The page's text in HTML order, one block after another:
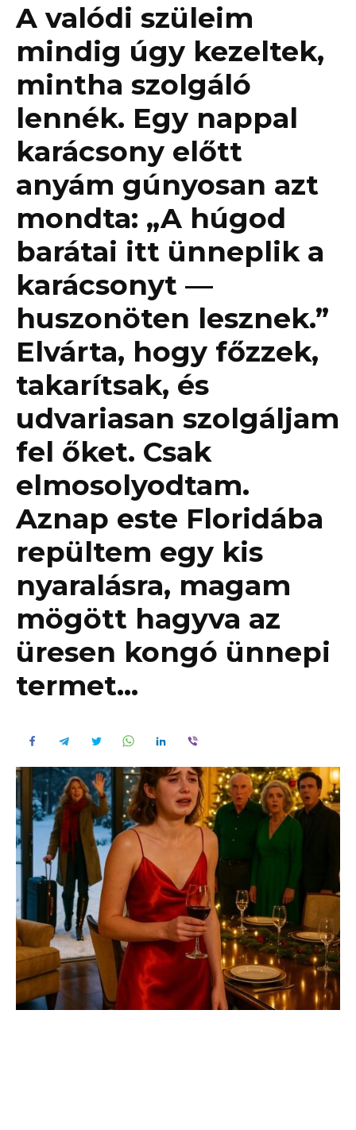
A valódi szüleim
mindig úgy kezeltek,
mintha szolgáló
lennék. Egy nappal
karácsony előtt
anyám gúnyosan azt
mondta: „A húgod
barátai itt ünneplik a
karácsonyt —
huszonöten lesznek.”
Elvárta, hogy főzzek,
takarítsak, és
udvariasan szolgáljam
fel őket. Csak
elmosolyodtam.
Aznap este Floridába
repültem egy kis
nyaralásra, magam
mögött hagyva az
üresen kongó ünnepi
termet…